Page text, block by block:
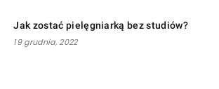
Jak zostać pielęgniarką bez studiów?
19 grudnia, 2022